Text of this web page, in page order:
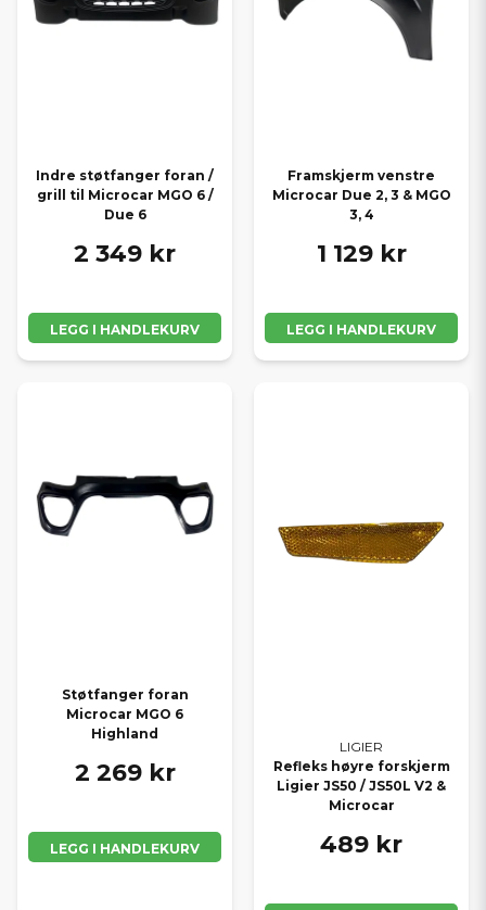
Indre støtfanger foran /
grill til Microcar MGO 6 /
Due 6
2 349 kr
LEGG I HANDLEKURV
Framskjerm venstre
Microcar Due 2, 3 & MGO
3, 4
1 129 kr
LEGG I HANDLEKURV
Støtfanger foran
Microcar MGO 6
Highland
2 269 kr
LEGG I HANDLEKURV
LIGIER
Refleks høyre forskjerm
Ligier JS50 / JS50L V2 &
Microcar
489 kr